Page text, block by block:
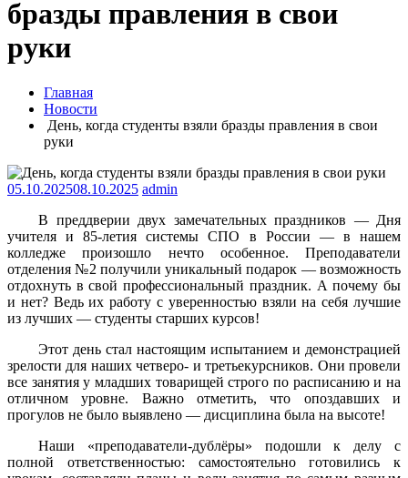
бразды правления в свои
руки
Главная
Новости
День, когда студенты взяли бразды правления в свои
руки
05.10.202508.10.2025 admin
В преддверии двух замечательных праздников — Дня
учителя и 85-летия системы СПО в России — в нашем
колледже произошло нечто особенное. Преподаватели
отделения №2 получили уникальный подарок — возможность
отдохнуть в свой профессиональный праздник. А почему бы
и нет? Ведь их работу с уверенностью взяли на себя лучшие
из лучших — студенты старших курсов!
Этот день стал настоящим испытанием и демонстрацией
зрелости для наших четверо- и третьекурсников. Они провели
все занятия у младших товарищей строго по расписанию и на
отличном уровне. Важно отметить, что опоздавших и
прогулов не было выявлено — дисциплина была на высоте!
Наши «преподаватели-дублёры» подошли к делу с
полной ответственностью: самостоятельно готовились к